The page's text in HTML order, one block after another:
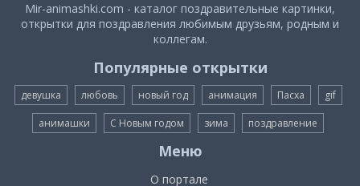
Mir-animashki.com - каталог поздравительные картинки,
открытки для поздравления любимым друзьям, родным и
коллегам.
Популярные открытки
девушка любовь новый год анимация Пасха gif
анимашки С Новым годом зима поздравление
Меню
О портале